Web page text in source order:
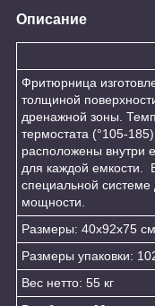
Описание
Фритюрница
толщиной
дренажной зоны.
термостата (°105-
расположены внутри
для каждой емкости.
специальной системе
мощности.
Размеры: 40x92x75 см
Размеры упаковки:
Вес нетто: 55 кг